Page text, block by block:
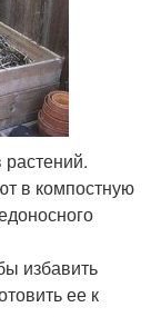
в компостную
избавить
ее к